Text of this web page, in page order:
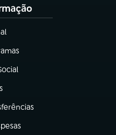
aba)
aba)
aba)
aba)